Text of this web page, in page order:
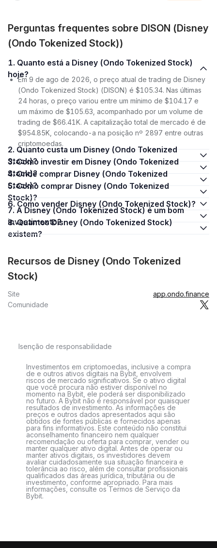
Perguntas frequentes sobre DISON (Disney
(Ondo Tokenized Stock))
1. Quanto está a Disney (Ondo Tokenized Stock)
hoje?
Em 9 de ago de 2026, o preço atual de trading de Disney
(Ondo Tokenized Stock) (DISON) é $105.34. Nas últimas
24 horas, o preço variou entre um mínimo de $104.17 e
um máximo de $105.63, acompanhado por um volume de
trading de $66.41K. A capitalização total de mercado é de
$954.85K, colocando-a na posição nº 2897 entre outras
criptomoedas.
2. Quanto custa um Disney (Ondo Tokenized
Stock)?
3. Como investir em Disney (Ondo Tokenized
Stock)?
4. Onde comprar Disney (Ondo Tokenized
Stock)?
5. Como comprar Disney (Ondo Tokenized
Stock)?
6. Como vender Disney (Ondo Tokenized Stock)?
7. A Disney (Ondo Tokenized Stock) é um bom
investimento?
8. Quantos Disney (Ondo Tokenized Stock)
existem?
Recursos de Disney (Ondo Tokenized
Stock)
Site
app.ondo.finance
Comunidade
Isenção de responsabilidade
Investimentos em criptomoedas, inclusive a compra
de e outros ativos digitais na Bybit, envolvem
riscos de mercado significativos. Se o ativo digital
que você procura não estiver disponível no
momento na Bybit, ele poderá ser disponibilizado
no futuro. A Bybit não é responsável por quaisquer
resultados de investimento. As informações de
preços e outros dados apresentados aqui são
obtidos de fontes públicas e fornecidos apenas
para fins informativos. Este conteúdo não constitui
aconselhamento financeiro nem qualquer
recomendação ou oferta para comprar, vender ou
manter qualquer ativo digital. Antes de operar ou
manter ativos digitais, os investidores devem
avaliar cuidadosamente sua situação financeira e
tolerância ao risco, além de consultar profissionais
qualificados das áreas jurídica, tributária ou de
investimento, conforme apropriado. Para mais
informações, consulte os Termos de Serviço da
Bybit.